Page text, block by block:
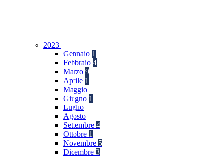
2023
Gennaio 1
Febbraio 4
Marzo 9
Aprile 1
Maggio
Giugno 1
Luglio
Agosto
Settembre 4
Ottobre 1
Novembre 5
Dicembre 3